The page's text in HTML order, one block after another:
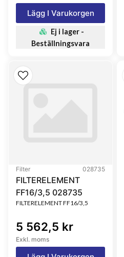
Lägg I Varukorgen
Ej i lager -
Beställningsvara
Filter 028735
FILTERELEMENT
FF16/3,5 028735
FILTERELEMENT FF16/3,5
5 562,5 kr
Exkl. moms